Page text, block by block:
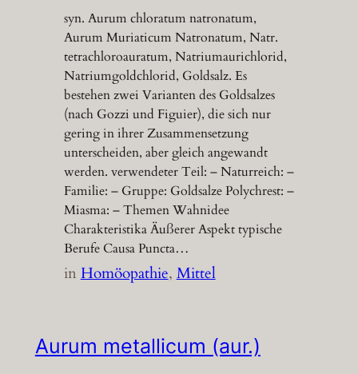
syn. Aurum chloratum natronatum,
Aurum Muriaticum Natronatum, Natr.
tetrachloroauratum, Natriumaurichlorid,
Natriumgoldchlorid, Goldsalz. Es
bestehen zwei Varianten des Goldsalzes
(nach Gozzi und Figuier), die sich nur
gering in ihrer Zusammensetzung
unterscheiden, aber gleich angewandt
werden. verwendeter Teil: – Naturreich: –
Familie: – Gruppe: Goldsalze Polychrest: –
Miasma: – Themen Wahnidee
Charakteristika Äußerer Aspekt typische
Berufe Causa Puncta…
inHomöopathie, Mittel
Aurum metallicum (aur.)